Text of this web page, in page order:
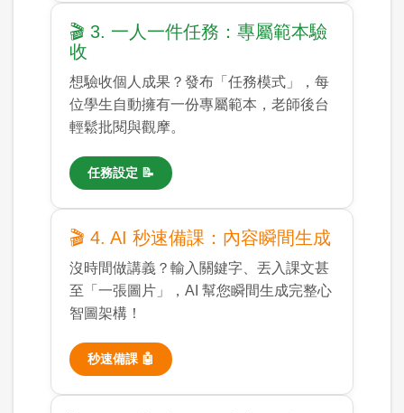
🎬 3. 一人一件任務：專屬範本驗
收
想驗收個人成果？發布「任務模式」，每
位學生自動擁有一份專屬範本，老師後台
輕鬆批閱與觀摩。
任務設定 📝
🎬 4. AI 秒速備課：內容瞬間生成
沒時間做講義？輸入關鍵字、丟入課文甚
至「一張圖片」，AI 幫您瞬間生成完整心
智圖架構！
秒速備課 🤖